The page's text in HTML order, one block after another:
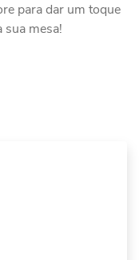
para dar um toque
sua mesa!